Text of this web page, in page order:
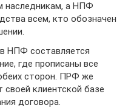
наследникам, а НПФ
всем, кто обозначен
НПФ составляется
где прописаны все
сторон. ПРФ же
своей клиентской базе
договора.